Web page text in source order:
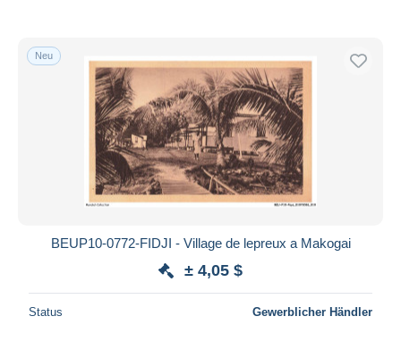
Neu
BEUP10-0772-FIDJI - Village de lepreux a Makogai
± 4,05 $
Status Gewerblicher Händler